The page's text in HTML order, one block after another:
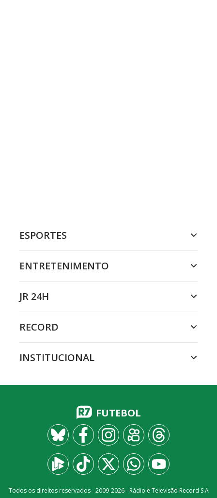
ESPORTES
ENTRETENIMENTO
JR 24H
RECORD
INSTITUCIONAL
FUTEBOL
Todos os direitos reservados - 2009-2026- Rádio e Televisão Record S.A